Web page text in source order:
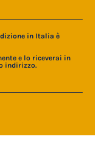
in Italia è
e lo riceverai in
indirizzo.